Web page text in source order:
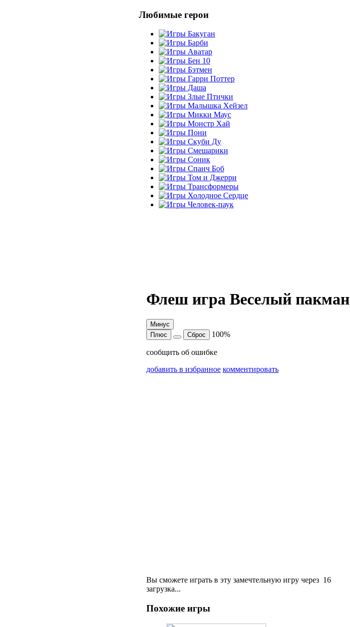
Любимые герои
Флеш игра Веселый пакман
Минус
Плюс
Сброс 100%
сообщить об ошибке
добавить в избранное комментировать
Вы сможете играть в эту замечтельную игру через 16
загрузка...
Похожие игры